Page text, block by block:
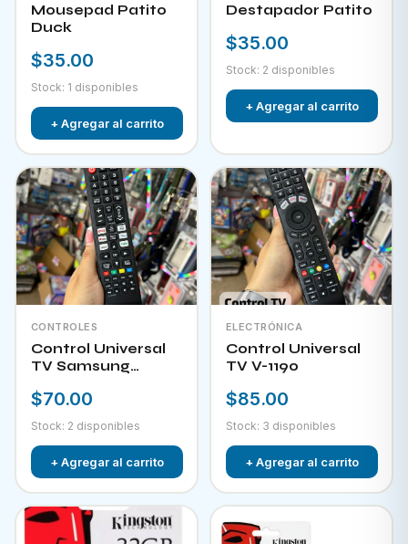
Mousepad Patito
Duck
$35.00
Stock: 1 disponibles
+ Agregar al carrito
Destapador Patito
$35.00
Stock: 2 disponibles
+ Agregar al carrito
CONTROLES
Control Universal
TV Samsung
$70.00
Stock: 2 disponibles
+ Agregar al carrito
ELECTRÓNICA
Control Universal
TV V-1190
$85.00
Stock: 3 disponibles
+ Agregar al carrito